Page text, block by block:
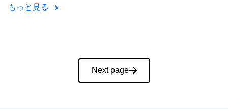
もっと見る
Next page